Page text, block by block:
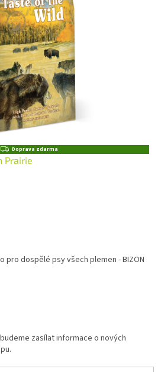
Z
D
A
Doprava zdarma
Prairie
pro dospělé psy všech plemen - BIZON
zasílat informace o nových